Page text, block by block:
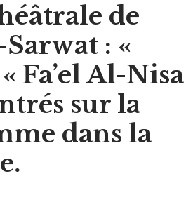
de
: «
Fa’el Al-Nisa
sur la
dans la